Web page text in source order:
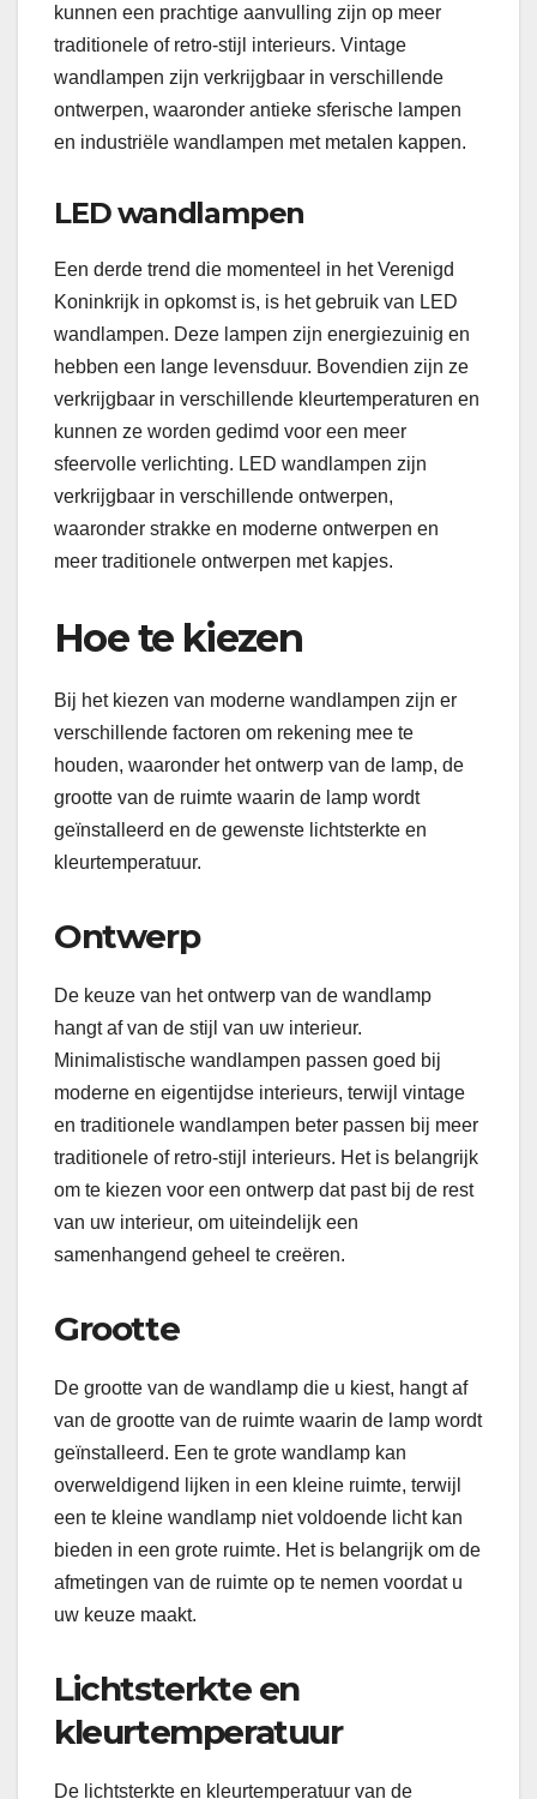
kunnen een prachtige aanvulling zijn op meer
traditionele of retro-stijl interieurs. Vintage
wandlampen zijn verkrijgbaar in verschillende
ontwerpen, waaronder antieke sferische lampen
en industriële wandlampen met metalen kappen.
LED wandlampen
Een derde trend die momenteel in het Verenigd
Koninkrijk in opkomst is, is het gebruik van LED
wandlampen. Deze lampen zijn energiezuinig en
hebben een lange levensduur. Bovendien zijn ze
verkrijgbaar in verschillende kleurtemperaturen en
kunnen ze worden gedimd voor een meer
sfeervolle verlichting. LED wandlampen zijn
verkrijgbaar in verschillende ontwerpen,
waaronder strakke en moderne ontwerpen en
meer traditionele ontwerpen met kapjes.
Hoe te kiezen
Bij het kiezen van moderne wandlampen zijn er
verschillende factoren om rekening mee te
houden, waaronder het ontwerp van de lamp, de
grootte van de ruimte waarin de lamp wordt
geïnstalleerd en de gewenste lichtsterkte en
kleurtemperatuur.
Ontwerp
De keuze van het ontwerp van de wandlamp
hangt af van de stijl van uw interieur.
Minimalistische wandlampen passen goed bij
moderne en eigentijdse interieurs, terwijl vintage
en traditionele wandlampen beter passen bij meer
traditionele of retro-stijl interieurs. Het is belangrijk
om te kiezen voor een ontwerp dat past bij de rest
van uw interieur, om uiteindelijk een
samenhangend geheel te creëren.
Grootte
De grootte van de wandlamp die u kiest, hangt af
van de grootte van de ruimte waarin de lamp wordt
geïnstalleerd. Een te grote wandlamp kan
overweldigend lijken in een kleine ruimte, terwijl
een te kleine wandlamp niet voldoende licht kan
bieden in een grote ruimte. Het is belangrijk om de
afmetingen van de ruimte op te nemen voordat u
uw keuze maakt.
Lichtsterkte en
kleurtemperatuur
De lichtsterkte en kleurtemperatuur van de